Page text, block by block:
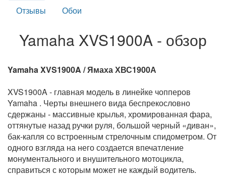
Отзывы
Обои
Yamaha XVS1900A - обзор
Yamaha XVS1900A / Ямаха ХВС1900А
XVS1900A - главная модель в линейке чопперов
Yamaha . Черты внешнего вида беспрекословно
сдержаны - массивные крылья, хромированная фара,
оттянутые назад ручки руля, большой черный «диван»,
бак-капля со встроенным стрелочным спидометром. От
одного взгляда на него создается впечатление
монументального и внушительного мотоцикла,
справиться с которым может не каждый водитель.